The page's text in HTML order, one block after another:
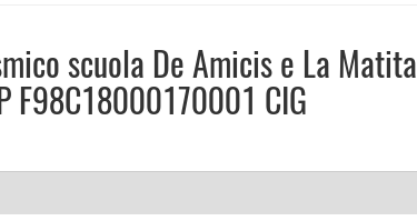
scuola De Amicis e La Matita
F98C18000170001 CIG